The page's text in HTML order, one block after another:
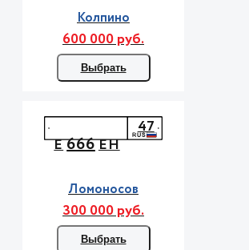
Колпино
600 000 руб.
Выбрать
Е666ЕН
47
Ломоносов
300 000 руб.
Выбрать